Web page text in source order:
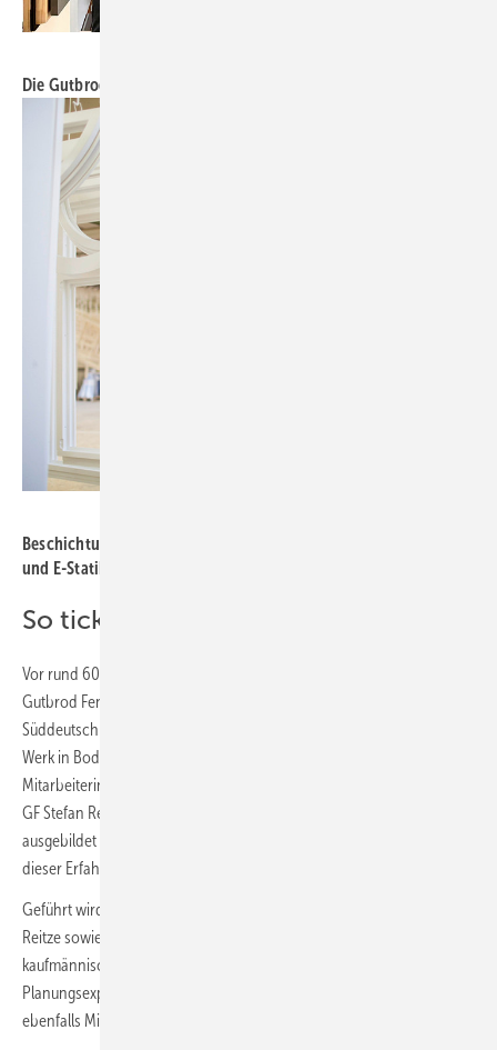
Die Gutbrod-Geschäftsführer Stefan Reitze und Uwe Kopf.
Beschichtungsexpertise bei Gutbrod mit moderner ­Lackierstraße
und E-Statik-Spritzroboter.
So tickt Gutbrod aktuell
Vor rund 60 Jahren als kleine Fenstertischlerei gegründet, zählt
Gutbrod Fenster heute zu den führenden Herstellern in
Süddeutschland. Rund 50.000 m² ­Fensterfläche werden jährlich im
Werk in Bodelshausen (südlich von Stuttgart) produziert, rund 100
Mitarbeiterinnen und Mitarbeiter sind im Unternehmen beschäftigt.
GF Stefan Reitze: „Viele unserer Mitarbeiter wurden von uns selbst
ausgebildet und sind teils schon seit Jahrzehnten im Unternehmen –
dieser Erfahrungsschatz ist ungemein wertvoll.“
Geführt wird es vom langjährigen operativen Geschäftsführer Stefan
Reitze sowie Uwe Kopf, der die Geschäftsführung mit
kaufmännischem Know-how und seiner strategischen
Planungsexpertise komplettiert, beide sind neben der Gutbrod-Familie
ebenfalls Mitgesellschafter.